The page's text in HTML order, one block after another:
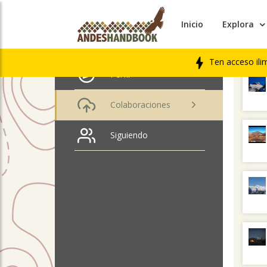
Inicio Explora
Ten acceso
Florencia Bozzo
Perfil
Colaboraciones
Siguiendo